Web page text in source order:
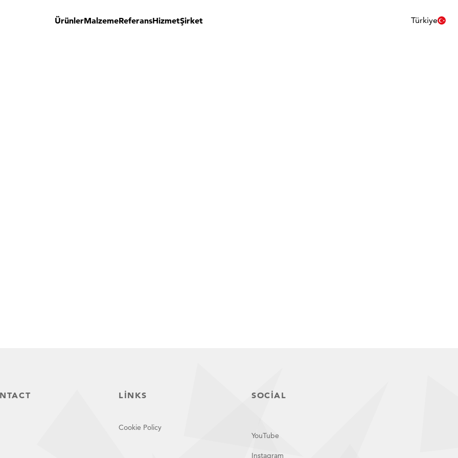
ÜrünlerMalzemeReferansHizmetŞirket Türkiye
LINKS
Cookie Policy
SOCIAL
YouTube
Instagram